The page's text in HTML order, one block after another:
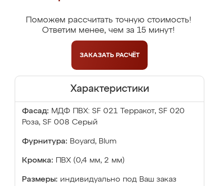
Поможем рассчитать точную стоимость!
Ответим менее, чем за 15 минут!
ЗАКАЗАТЬ РАСЧЁТ
Характеристики
Фасад: МДФ ПВХ: SF 021 Терракот, SF 020
Роза, SF 008 Серый
Фурнитура: Boyard, Blum
Кромка: ПВХ (0,4 мм, 2 мм)
Размеры: индивидуально под Ваш заказ